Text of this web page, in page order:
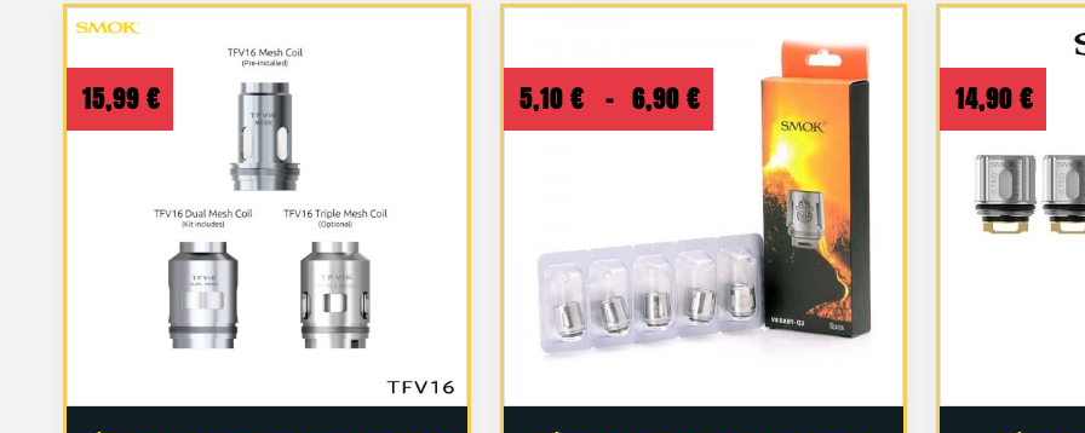
15,99€ 5,10 € – 6,90 €
Plage
de
prix :
5,10 €
à
6,90 €
14,90 €